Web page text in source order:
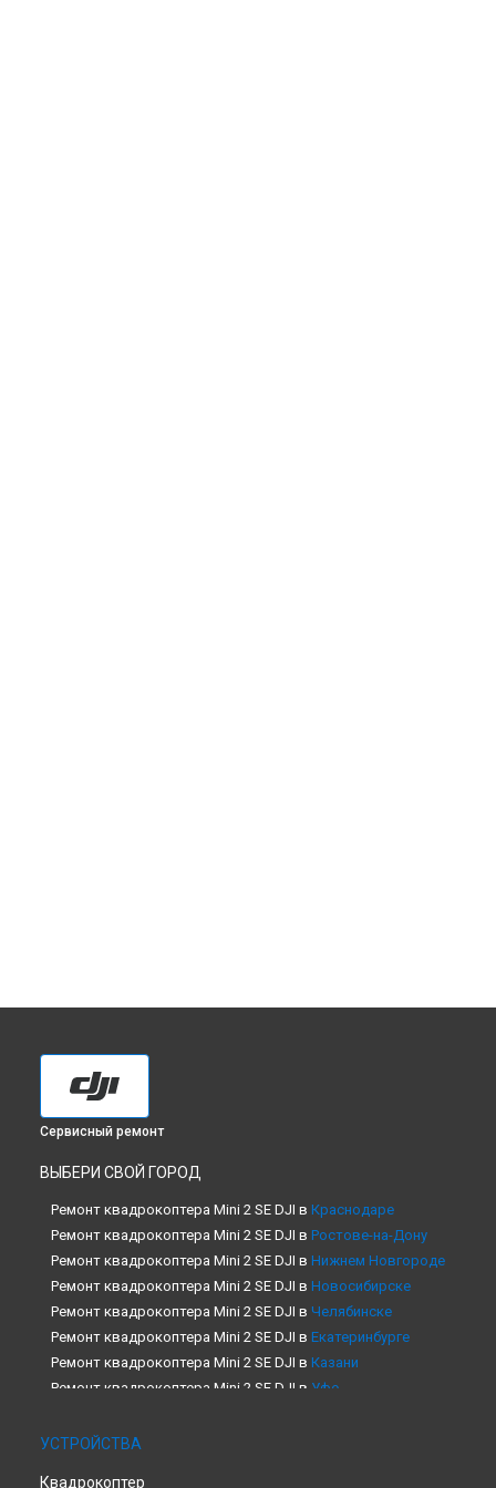
Сервисный ремонт
ВЫБЕРИ СВОЙ ГОРОД
Ремонт квадрокоптера Mini 2 SE DJI в Краснодаре
Ремонт квадрокоптера Mini 2 SE DJI в Ростове-на-Дону
Ремонт квадрокоптера Mini 2 SE DJI в Нижнем Новгороде
Ремонт квадрокоптера Mini 2 SE DJI в Новосибирске
Ремонт квадрокоптера Mini 2 SE DJI в Челябинске
Ремонт квадрокоптера Mini 2 SE DJI в Екатеринбурге
Ремонт квадрокоптера Mini 2 SE DJI в Казани
Ремонт квадрокоптера Mini 2 SE DJI в Уфе
Ремонт квадрокоптера Mini 2 SE DJI в
УСТРОЙСТВА
Квадрокоптер